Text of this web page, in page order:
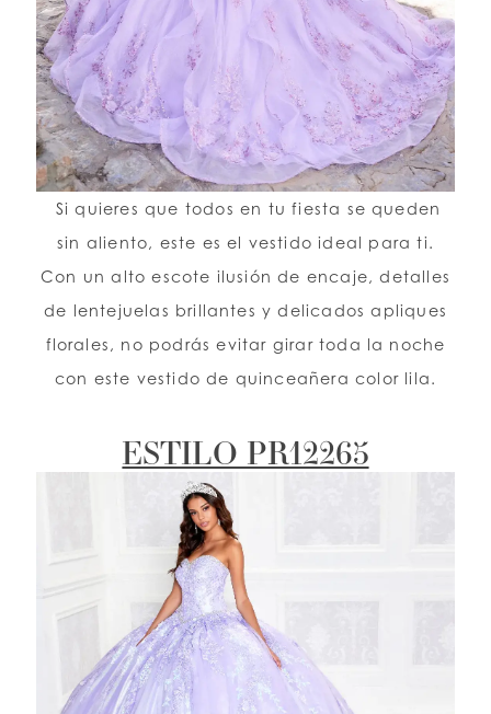
Si quieres que todos en tu fiesta se queden
sin aliento, este es el vestido ideal para ti.
Con un alto escote ilusión de encaje, detalles
de lentejuelas brillantes y delicados apliques
florales, no podrás evitar girar toda la noche
con este vestido de quinceañera color lila.
ESTILO PR12265